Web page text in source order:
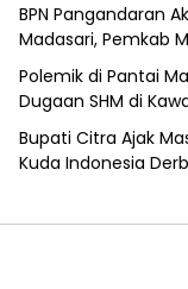
BPN Pangandaran
Madasari, Pemkab
Polemik di Pantai
Dugaan SHM di
Bupati Citra Ajak
Kuda Indonesia